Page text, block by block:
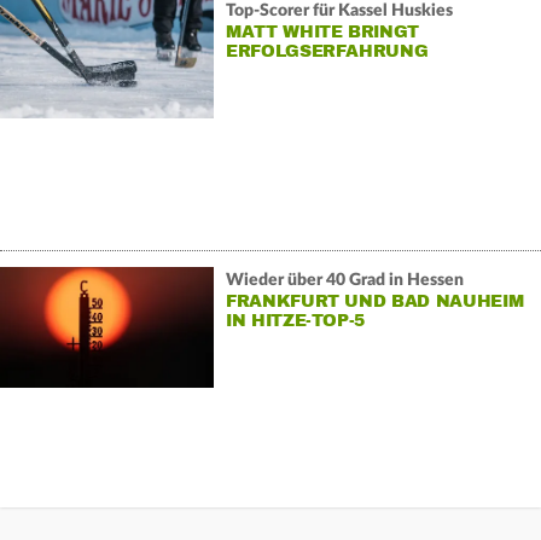
Top-Scorer für Kassel Huskies
MATT WHITE BRINGT
ERFOLGSERFAHRUNG
Wieder über 40 Grad in Hessen
FRANKFURT UND BAD NAUHEIM
IN HITZE-TOP-5